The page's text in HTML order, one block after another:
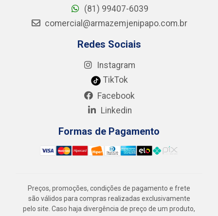
(81) 99407-6039
comercial@armazemjenipapo.com.br
Redes Sociais
Instagram
TikTok
Facebook
Linkedin
Formas de Pagamento
Preços, promoções, condições de pagamento e frete
são válidos para compras realizadas exclusivamente
pelo site. Caso haja divergência de preço de um produto,